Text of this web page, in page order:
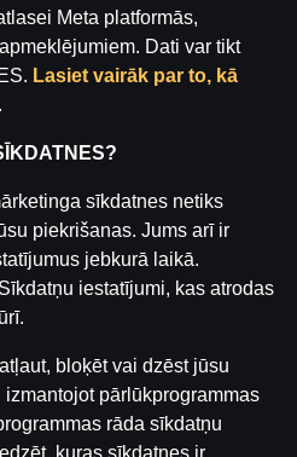
vairāk nekā 4000 kazino
No klasikām kā Book of Ra,
Meta platformās,
Dati var tikt
Lasiet vairāk par to, kā
.
sīkdatnes netiks
piekrišanas. Jums arī ir
jebkurā laikā.
iestatījumi, kas atrodas
bloķēt vai dzēst jūsu
pārlūkprogrammas
rāda sīkdatņu
kuras sīkdatnes ir